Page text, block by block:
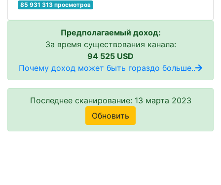
85 931 313 просмотров
Предполагаемый доход:
За время существования канала:
94 525 USD
Почему доход может быть гораздо больше..
Последнее сканирование: 13 марта 2023
Обновить